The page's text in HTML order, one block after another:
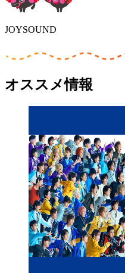
JOYSOUND
オススメ情報